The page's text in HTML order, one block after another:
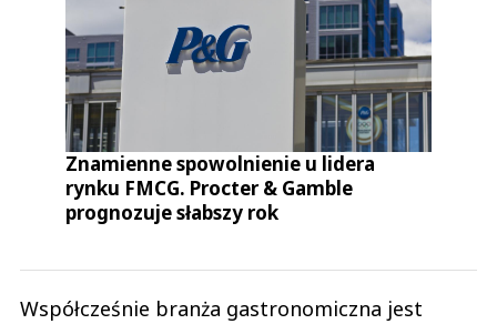
Znamienne spowolnienie u lidera
rynku FMCG. Procter & Gamble
prognozuje słabszy rok
Współcześnie branża gastronomiczna jest